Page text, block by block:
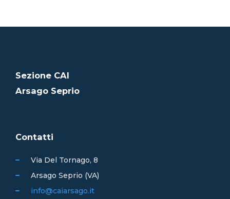
Sezione CAI
Arsago Seprio
Contatti
Via Del Tornago, 8
Arsago Seprio (VA)
info@caiarsago.it